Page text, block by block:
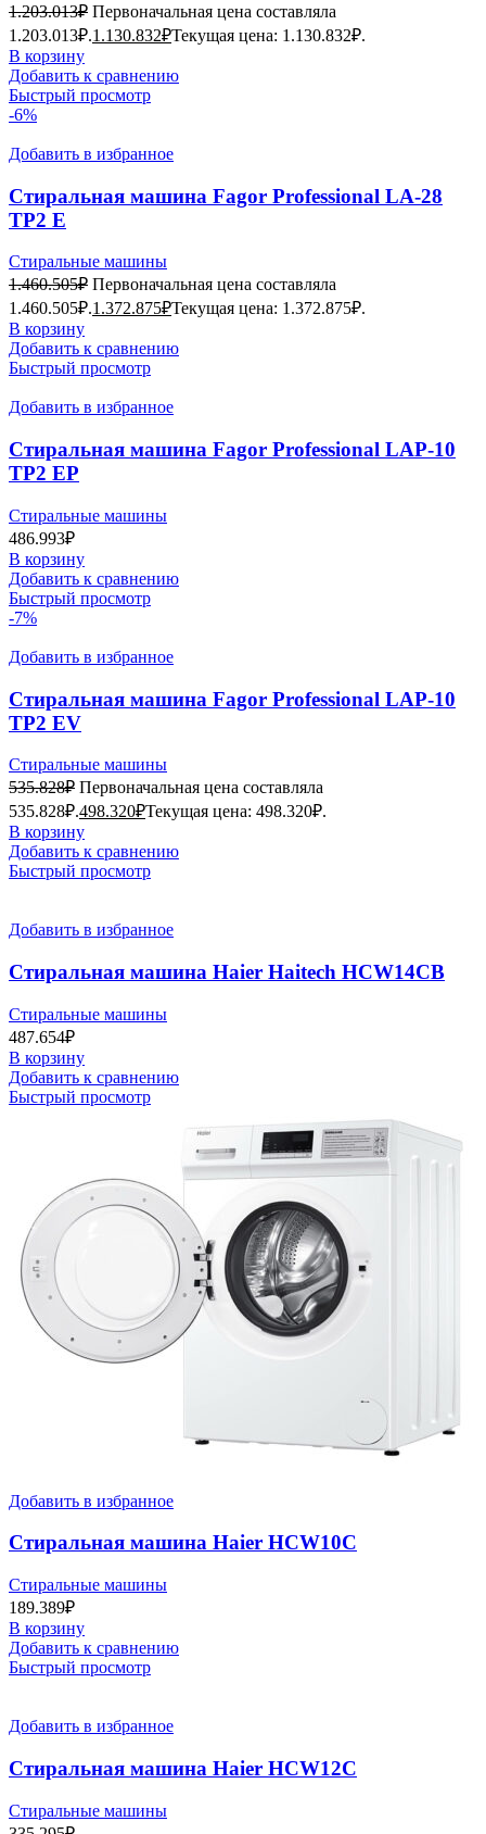
1.203.013₽ Первоначальная цена составляла
1.203.013₽.1.130.832₽Текущая цена: 1.130.832₽.
В корзину
Добавить к сравнению
Быстрый просмотр
-6%
Добавить в избранное
Стиральная машина Fagor Professional LA-28
TP2 E
Стиральные машины
1.460.505₽ Первоначальная цена составляла
1.460.505₽.1.372.875₽Текущая цена: 1.372.875₽.
В корзину
Добавить к сравнению
Быстрый просмотр
Добавить в избранное
Стиральная машина Fagor Professional LAP-10
TP2 EP
Стиральные машины
486.993₽
В корзину
Добавить к сравнению
Быстрый просмотр
-7%
Добавить в избранное
Стиральная машина Fagor Professional LAP-10
TP2 EV
Стиральные машины
535.828₽ Первоначальная цена составляла
535.828₽.498.320₽Текущая цена: 498.320₽.
В корзину
Добавить к сравнению
Быстрый просмотр
Добавить в избранное
Стиральная машина Haier Haitech HCW14CB
Стиральные машины
487.654₽
В корзину
Добавить к сравнению
Быстрый просмотр
Добавить в избранное
Стиральная машина Haier HCW10C
Стиральные машины
189.389₽
В корзину
Добавить к сравнению
Быстрый просмотр
Добавить в избранное
Стиральная машина Haier HCW12C
Стиральные машины